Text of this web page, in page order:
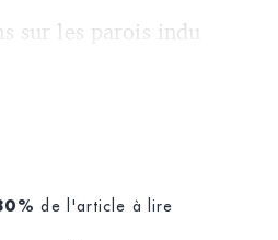
sur les parois indu
de l'article à lire